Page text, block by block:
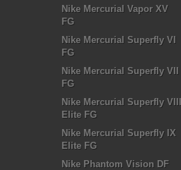
Nike Mercurial Vapor XV
FG
Nike Mercurial Superfly VI
FG
Nike Mercurial Superfly VII
FG
Nike Mercurial Superfly VIII
Elite FG
Nike Mercurial Superfly IX
Elite FG
Nike Phantom Vision DF